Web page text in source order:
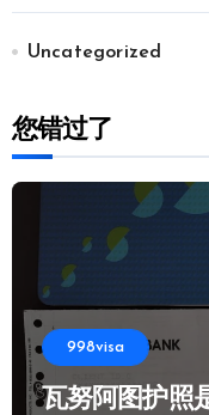
Uncategorized
您错过了
998visa
瓦努阿图护照